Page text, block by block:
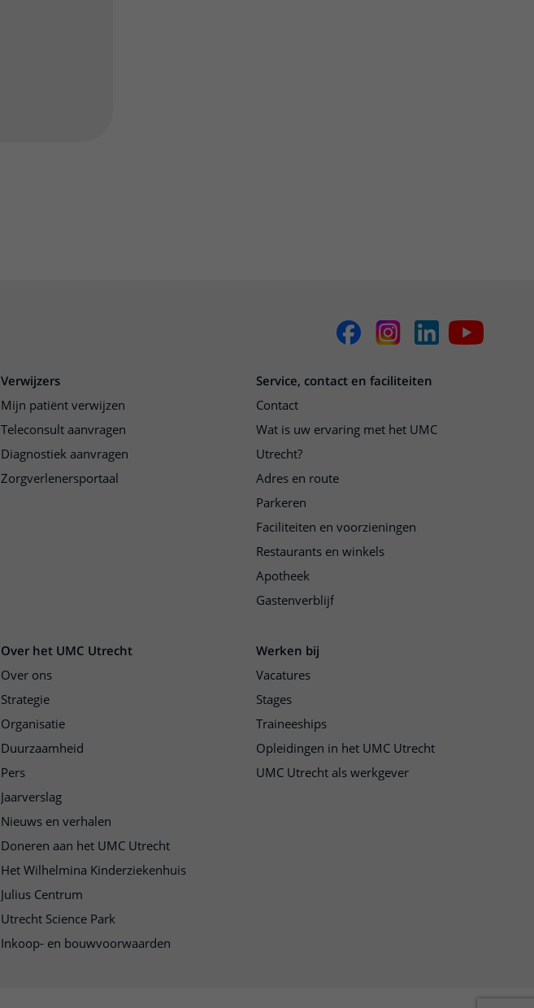
Verwijzers
Mijn patiënt verwijzen
Teleconsult aanvragen
Diagnostiek aanvragen
Zorgverlenersportaal
Service, contact en faciliteiten
Contact
Wat is uw ervaring met het UMC
Utrecht?
Adres en route
Parkeren
Faciliteiten en voorzieningen
Restaurants en winkels
Apotheek
Gastenverblijf
Over het UMC Utrecht
Over ons
Strategie
Organisatie
Duurzaamheid
Pers
Jaarverslag
Nieuws en verhalen
Doneren aan het UMC Utrecht
Het Wilhelmina Kinderziekenhuis
Julius Centrum
Utrecht Science Park
Inkoop- en bouwvoorwaarden
Werken bij
Vacatures
Stages
Traineeships
Opleidingen in het UMC Utrecht
UMC Utrecht als werkgever